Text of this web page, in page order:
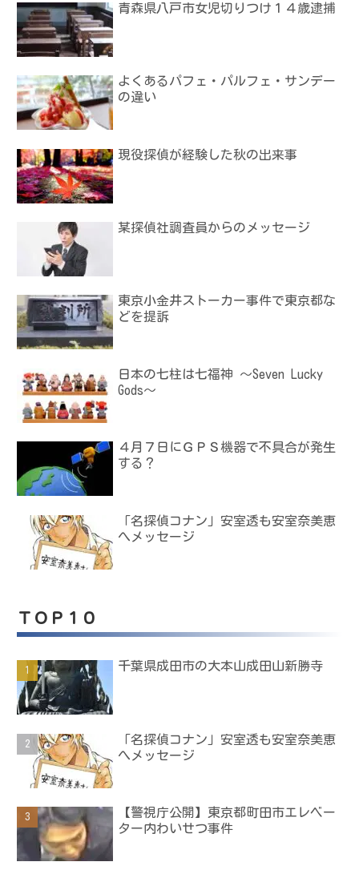
青森県八戸市女児切りつけ１４歳逮捕
よくあるパフェ・パルフェ・サンデー
の違い
現役探偵が経験した秋の出来事
某探偵社調査員からのメッセージ
東京小金井ストーカー事件で東京都な
どを提訴
日本の七柱は七福神 ～Seven Lucky
Gods～
４月７日にＧＰＳ機器で不具合が発生
する？
「名探偵コナン」安室透も安室奈美恵
へメッセージ
ＴＯＰ１０
千葉県成田市の大本山成田山新勝寺
「名探偵コナン」安室透も安室奈美恵
へメッセージ
【警視庁公開】東京都町田市エレベー
ター内わいせつ事件